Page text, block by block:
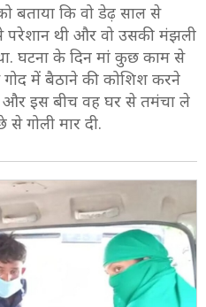
बताया कि वो डेढ़ साल से
थी और वो उसकी मंझली
घटना के दिन मां कुछ काम से
में बैठाने की कोशिश करने
और इस बीच वह घर से तमंचा ले
गोली मार दी.